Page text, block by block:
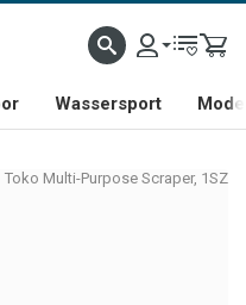
Wassersport
Toko Multi-Purpose Scraper, 1SZ